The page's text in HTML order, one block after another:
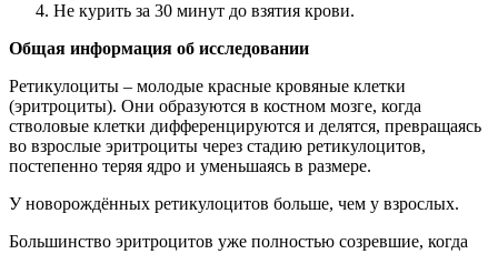
Не курить за 30 минут до взятия крови.
Общая информация об исследовании
Ретикулоциты – молодые красные кровяные клетки
(эритроциты). Они образуются в костном мозге, когда
стволовые клетки дифференцируются и делятся, превращаясь
во взрослые эритроциты через стадию ретикулоцитов,
постепенно теряя ядро и уменьшаясь в размере.
У новорождённых ретикулоцитов больше, чем у взрослых.
Большинство эритроцитов уже полностью созревшие, когда